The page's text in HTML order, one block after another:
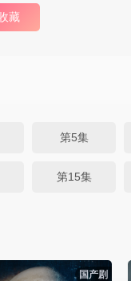
藏
第5集
第15集
国产剧